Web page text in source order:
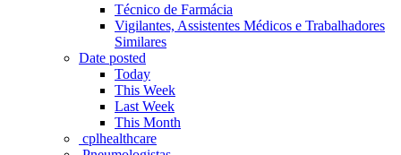
Técnico de Farmácia
Vigilantes, Assistentes Médicos e Trabalhadores
Similares
Date posted
Today
This Week
Last Week
This Month
‎ cplhealthcare‬